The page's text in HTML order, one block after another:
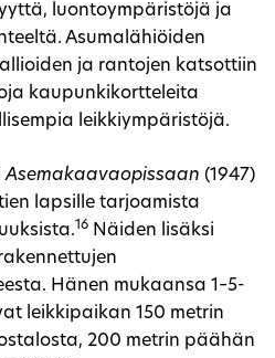
luontoympäristöjä ja
Asumalähiöiden
ja rantojen katsottiin
kaupunkikortteleita
leikkiympäristöjä.
Asemakaavaopissaan (1947)
lapsille tarjoamista
16 Näiden lisäksi
Hänen mukaansa 1–5-
leikkipaikan 150 metrin
200 metrin päähän